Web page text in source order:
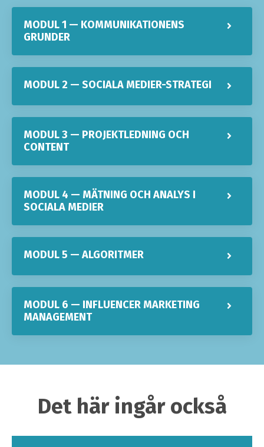
MODUL 1 — KOMMUNIKATIONENS
GRUNDER
MODUL 2 — SOCIALA MEDIER-STRATEGI
MODUL 3 — PROJEKTLEDNING OCH
CONTENT
MODUL 4 — MÄTNING OCH ANALYS I
SOCIALA MEDIER
MODUL 5 — ALGORITMER
MODUL 6 — INFLUENCER MARKETING
MANAGEMENT
Det här ingår också